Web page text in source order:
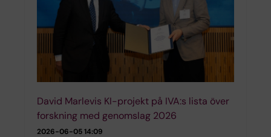
David Marlevis KI-projekt på IVA:s lista över
forskning med genomslag 2026
2026-06-05 14:09